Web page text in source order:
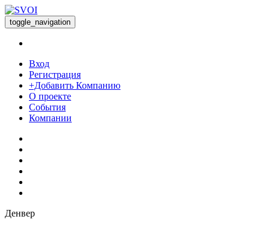
toggle_navigation
Вход
Регистрация
+Добавить Компанию
О проекте
События
Компании
Денвер